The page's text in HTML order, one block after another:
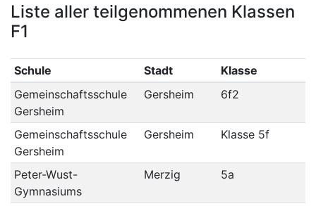
Liste aller teilgenommenen Klassen
F1
Schule Stadt
Klasse
Gemeinschaftsschule
Gersheim
Gersheim 6f2
Gemeinschaftsschule
Gersheim
Gersheim Klasse 5f
Peter-Wust-
Gymnasiums
Merzig 5a